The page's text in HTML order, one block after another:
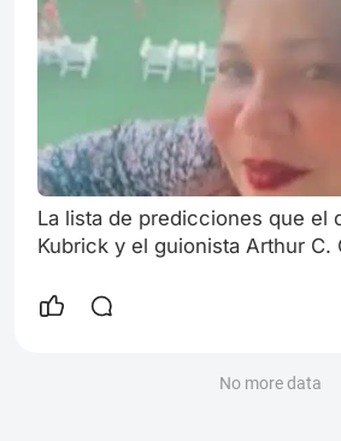
La lista de predicciones que el
Kubrick y el guionista Arthur C.
podría ocupar un artículo
la Luna. En segundo lugar, el
No more data